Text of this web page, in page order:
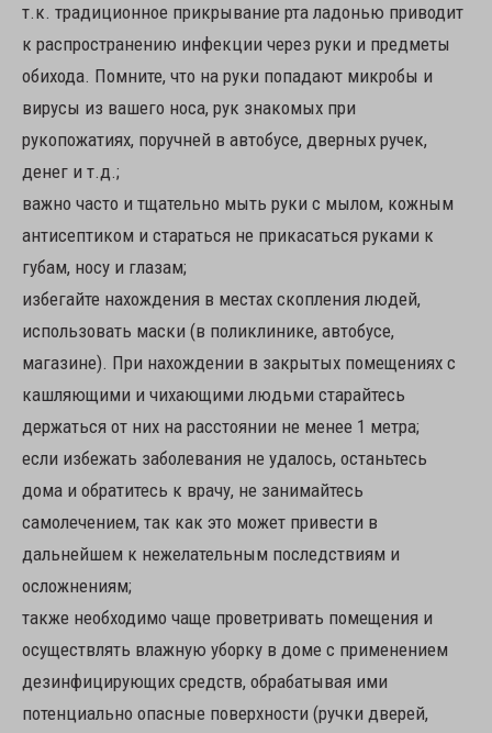
т.к. традиционное прикрывание рта ладонью приводит
к распространению инфекции через руки и предметы
обихода. Помните, что на руки попадают микробы и
вирусы из вашего носа, рук знакомых при
рукопожатиях, поручней в автобусе, дверных ручек,
денег и т.д.;
важно часто и тщательно мыть руки с мылом, кожным
антисептиком и стараться не прикасаться руками к
губам, носу и глазам;
избегайте нахождения в местах скопления людей,
использовать маски (в поликлинике, автобусе,
магазине). При нахождении в закрытых помещениях с
кашляющими и чихающими людьми старайтесь
держаться от них на расстоянии не менее 1 метра;
если избежать заболевания не удалось, останьтесь
дома и обратитесь к врачу, не занимайтесь
самолечением, так как это может привести в
дальнейшем к нежелательным последствиям и
осложнениям;
также необходимо чаще проветривать помещения и
осуществлять влажную уборку в доме с применением
дезинфицирующих средств, обрабатывая ими
потенциально опасные поверхности (ручки дверей,